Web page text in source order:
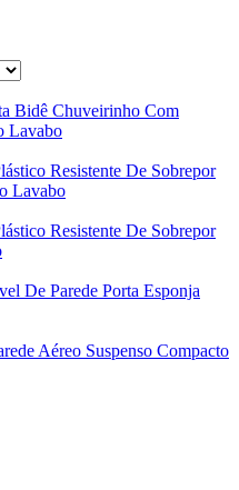
Bidê Chuveirinho Com
Lavabo
Resistente De Sobrepor
Lavabo
Resistente De Sobrepor
De Parede Porta Esponja
Aéreo Suspenso Compacto